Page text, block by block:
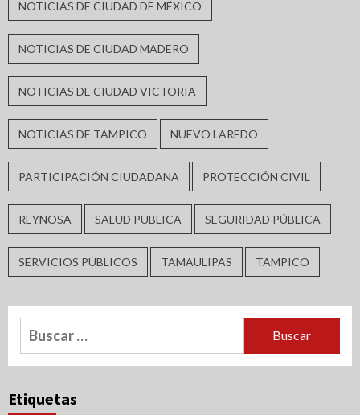
NOTICIAS DE CIUDAD DE MÉXICO
NOTICIAS DE CIUDAD MADERO
NOTICIAS DE CIUDAD VICTORIA
NOTICIAS DE TAMPICO NUEVO LAREDO
PARTICIPACIÓN CIUDADANA PROTECCIÓN CIVIL
REYNOSA SALUD PUBLICA SEGURIDAD PÚBLICA
SERVICIOS PÚBLICOS TAMAULIPAS TAMPICO
Buscar:
Etiquetas